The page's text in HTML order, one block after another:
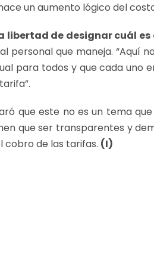
un aumento lógico del
libertad de designar cuál es
personal que maneja. “Aquí
para todos y que cada uno
que este no es un tema
que ser transparentes y
cobro de las tarifas. (I)